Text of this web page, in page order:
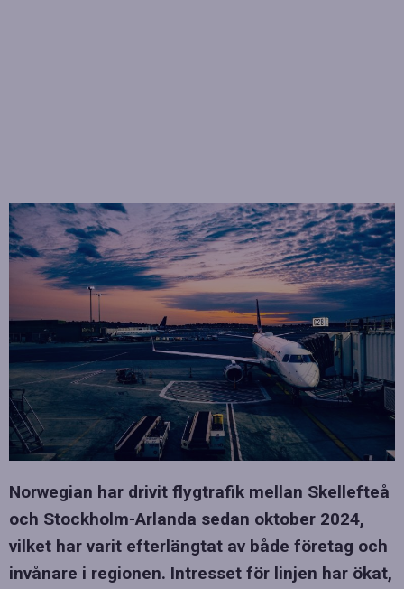
Norwegian har drivit flygtrafik mellan Skellefteå
och Stockholm-Arlanda sedan oktober 2024,
vilket har varit efterlängtat av både företag och
invånare i regionen. Intresset för linjen har ökat,